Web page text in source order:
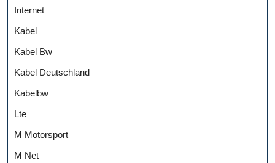
Internet
Kabel
Kabel Bw
Kabel Deutschland
Kabelbw
Lte
M Motorsport
M Net